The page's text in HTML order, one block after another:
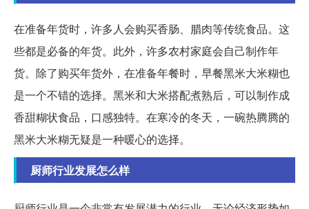
在准备年货时，许多人会购买香肠、腊肉等传统食品。这
些都是必备的年货。此外，许多农村家庭会自己制作年
货。除了购买年货外，在准备年餐时，早餐黑米大米糊也
是一个不错的选择。黑米和大米搭配煮熟后，可以制作成
香甜糊状食品，口感独特。在寒冷的冬天，一碗热腾腾的
黑米大米糊无疑是一种暖心的选择。
厨师行业发展怎么样